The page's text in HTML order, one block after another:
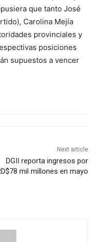
que tanto José
Carolina Mejía
provinciales y
posiciones
supuestos a vencer
Next article
DGII reporta ingresos por
mil millones en mayo